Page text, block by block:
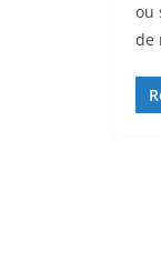
ou
de